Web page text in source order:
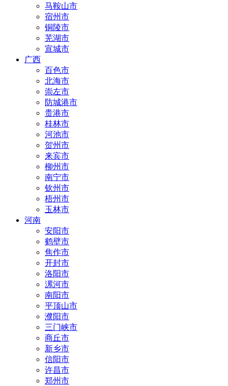
马鞍山市
宿州市
铜陵市
芜湖市
宣城市
广西
百色市
北海市
崇左市
防城港市
贵港市
桂林市
河池市
贺州市
来宾市
柳州市
南宁市
钦州市
梧州市
玉林市
河南
安阳市
鹤壁市
焦作市
开封市
洛阳市
漯河市
南阳市
平顶山市
濮阳市
三门峡市
商丘市
新乡市
信阳市
许昌市
郑州市